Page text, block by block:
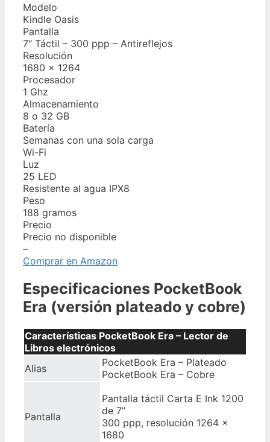
Modelo
Kindle Oasis
Pantalla
7″ Táctil – 300 ppp – Antireflejos
Resolución
1680 x 1264
Procesador
1 Ghz
Almacenamiento
8 o 32 GB
Batería
Semanas con una sola carga
Wi-Fi
Luz
25 LED
Resistente al agua IPX8
Peso
188 gramos
Precio
Precio no disponible
–
Comprar en Amazon
Especificaciones PocketBook
Era (versión plateado y cobre)
Características PocketBook Era – Lector de
Libros electrónicos
Alias
PocketBook Era – Plateado
PocketBook Era – Cobre
Pantalla
Pantalla táctil Carta E Ink 1200
de 7”
300 ppp, resolución 1264 ×
1680